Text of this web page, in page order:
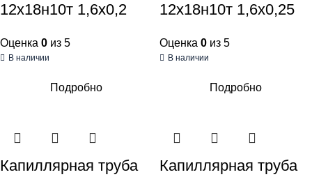
12х18н10т 1,6х0,2
Оценка 0 из 5
В наличии
Подробно
12х18н10т 1,6х0,25
Оценка 0 из 5
В наличии
Подробно
Капиллярная труба
Капиллярная труба